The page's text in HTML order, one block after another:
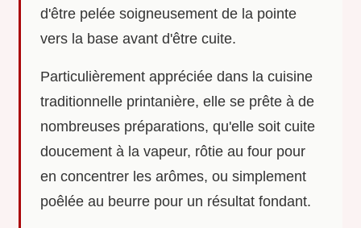
d'être pelée soigneusement de la pointe
vers la base avant d'être cuite.
Particulièrement appréciée dans la cuisine
traditionnelle printanière, elle se prête à de
nombreuses préparations, qu'elle soit cuite
doucement à la vapeur, rôtie au four pour
en concentrer les arômes, ou simplement
poêlée au beurre pour un résultat fondant.